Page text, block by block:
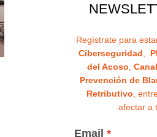
Regístrate para
Ciberseguridad,
del Acoso,
Prevención de
Retributivo,
afectar a
Email